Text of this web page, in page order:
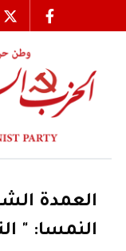
العمدة
النمسا: "